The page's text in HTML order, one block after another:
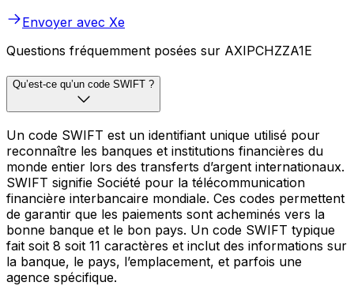
Envoyer avec Xe
Questions fréquemment posées sur AXIPCHZZA1E
Qu’est-ce qu’un code SWIFT ?
Un code SWIFT est un identifiant unique utilisé pour
reconnaître les banques et institutions financières du
monde entier lors des transferts d’argent internationaux.
SWIFT signifie Société pour la télécommunication
financière interbancaire mondiale. Ces codes permettent
de garantir que les paiements sont acheminés vers la
bonne banque et le bon pays. Un code SWIFT typique
fait soit 8 soit 11 caractères et inclut des informations sur
la banque, le pays, l’emplacement, et parfois une
agence spécifique.